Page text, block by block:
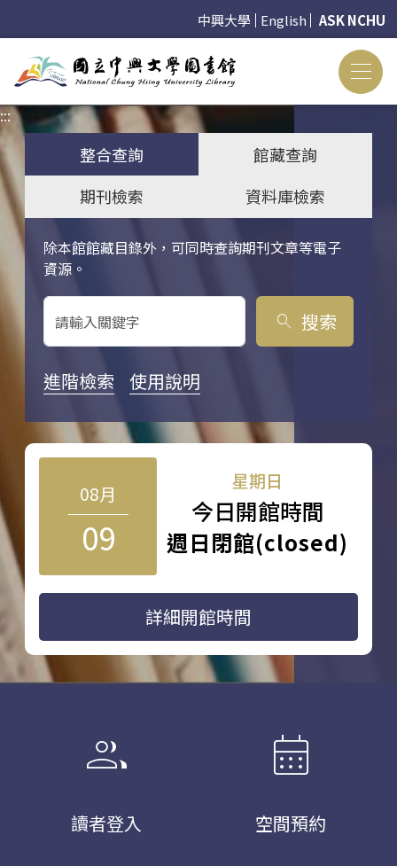
中興大學 English ASK NCHU
:::
整合查詢
館藏查詢
期刊檢索
資料庫檢索
除本館館藏目錄外，可同時查詢期刊文章等電子
資源。
關鍵字搜尋
search 搜索
進階檢索 使用說明
08月
09
星期日
今日開館時間
週日閉館(closed)
詳細開館時間
group
讀者登入
calendar_month
空間預約